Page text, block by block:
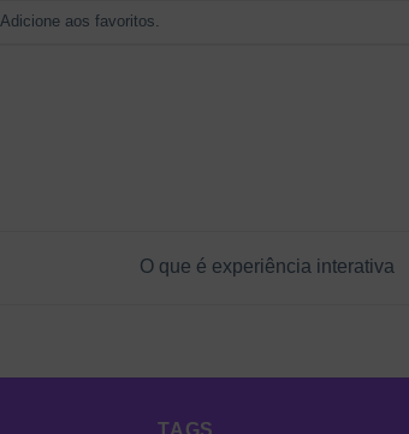
Adicione aos favoritos
O que é experiência interativa
TAGS